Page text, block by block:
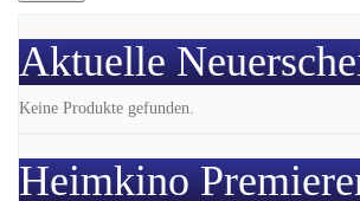
Aktuelle
Keine Produkte gefunden.
Heimkino